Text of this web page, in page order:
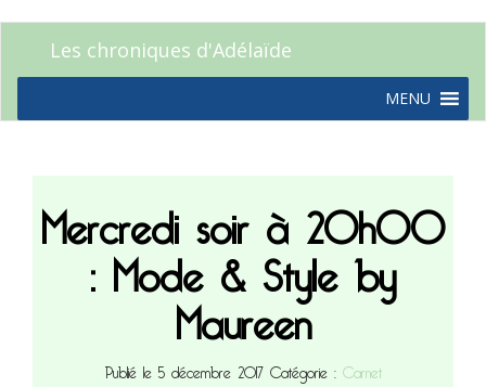
Les chroniques d'Adélaïde
MENU
Mercredi soir à 20h00
: Mode & Style by
Maureen
Publié le 5 décembre 2017Catégorie :Carnet